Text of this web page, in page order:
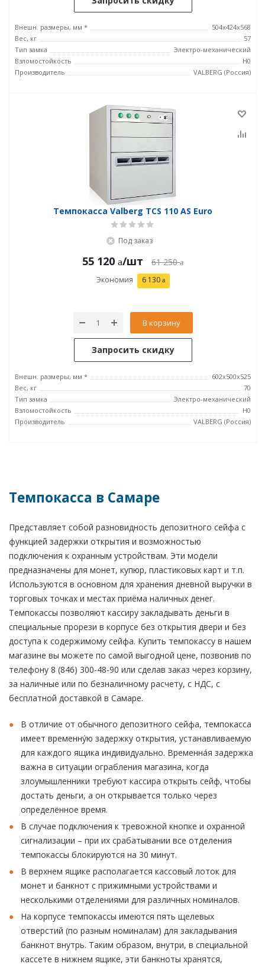
Внешн. размеры, мм *
504x424x568
Вес, кг
57
Тип замка
Электро-механический
Взломостойкость
H0
Производитель
VALBERG (Россия)
Темпокасса Valberg TCS 110 AS Euro
Под заказ
55 120 /шт 61 250
Экономия 6 130
В корзину
Запросить скидку
Внешн. размеры, мм *
602x500x525
Вес, кг
70
Тип замка
Электро-механический
Взломостойкость
H0
Производитель
VALBERG (Россия)
Темпокасса в Самаре
Представляет собой разновидность депозитного сейфа с
функцией задержки открытия и возможностью
подключения к охранным устройствам. Эти модели
предназначены для монет, купюр, пластиковых карт и т.п.
Используются в основном для хранения дневной выручки в
торговых точках и местах приёма наличных денег.
Темпокассы позволяют кассиру закладывать деньги в
специальные прорези в корпусе без открытия двери и без
доступа к содержимому сейфа. Купить темпокассу в нашем
магазине вы можете по самой выгодной цене, позвонив по
телефону 8 (846) 300-48-90 или сделав заказ через корзину,
за наличные или по безналичному расчету, с НДС, с
бесплатной доставкой в Самаре.
В отличие от обычного депозитного сейфа, темпокасса
имеет временну́ю задержку открытия, устанавливаемую
для каждого ящика индивидуально. Временна́я задержка
важна в ситуации ограбления магазина, когда
злоумышленники требуют кассира открыть сейф, чтобы
достать деньги, а он открывается только через
определённое время.
В случае подключения к тревожной кнопке и охранной
сигнализации – при их срабатывании все отделения
темпокассы блокируются на 30 минут.
В верхнем ящике располагается кассовый лоток для
монет и банкнот с прижимными устройствами и
несколькими отделениями для различных номиналов.
На корпусе темпокассы имеются пять щелевых
отверстий (по разным номиналам) для закладывания
банкнот внутрь. Таким образом, внутри, в специальной
кассете в нижнем ящике, эти банкноты хранятся,